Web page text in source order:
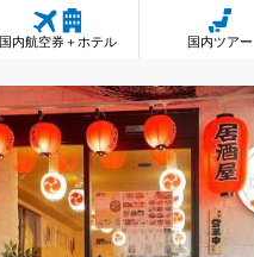
国内航空券＋ホテル 国内ツアー